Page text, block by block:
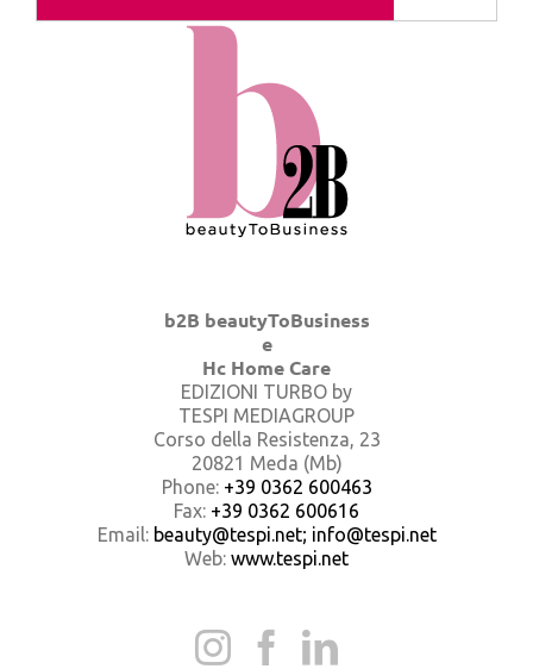
b2B beautyToBusiness
e
Hc Home Care
EDIZIONI TURBO by
TESPI MEDIAGROUP
Corso della Resistenza, 23
20821 Meda (Mb)
Phone: +39 0362 600463
Fax: +39 0362 600616
Email: beauty@tespi.net; info@tespi.net
Web: www.tespi.net